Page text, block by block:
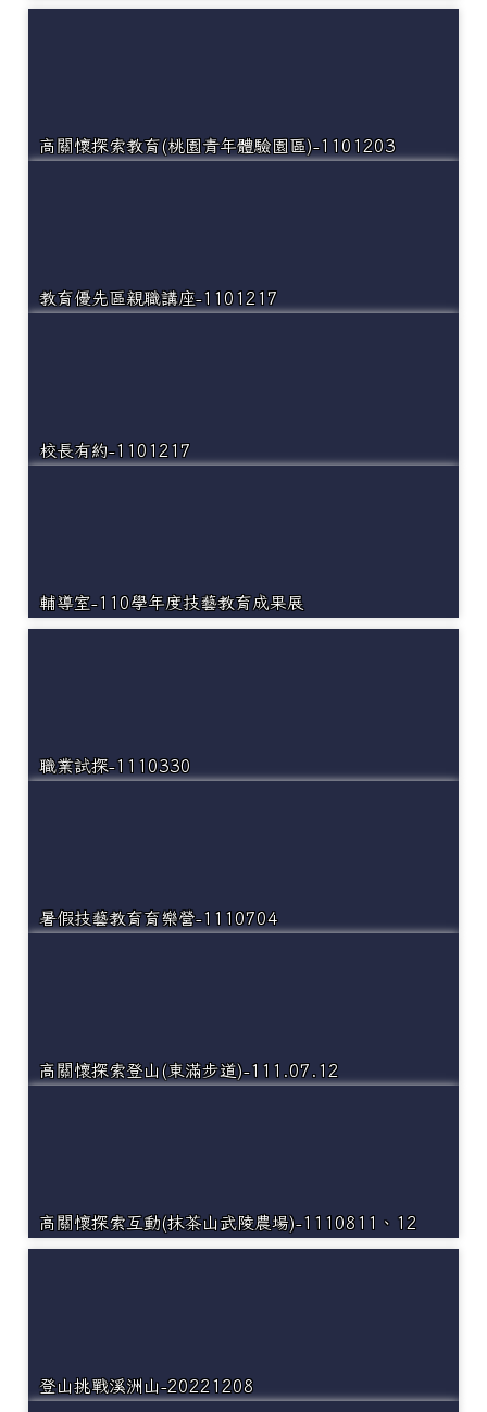
高關懷探索教育(桃園青年體驗園區)-1101203
教育優先區親職講座-1101217
校長有約-1101217
輔導室-110學年度技藝教育成果展
職業試探-1110330
暑假技藝教育育樂營-1110704
高關懷探索登山(東滿步道)-111.07.12
高關懷探索互動(抹茶山武陵農場)-1110811、12
登山挑戰溪洲山-20221208